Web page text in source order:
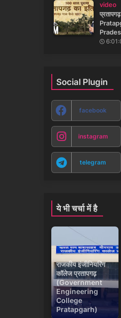
video
Social Plugin
facebook
instagram
telegram
ये भी चर्चा में है
राजकीय इंजीनियरिंग
कॉलेज प्रतापगढ़
(Government
Engineering
College
Pratapgarh)